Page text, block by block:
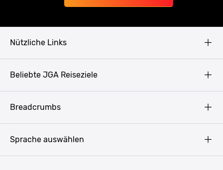
Nützliche Links
Presse
Beliebte JGA Reiseziele
Bukarest
Breadcrumbs
Sprache auswählen